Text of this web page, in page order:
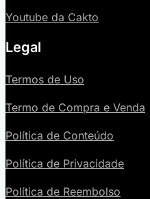
Youtube da Cakto
Legal
Termos de Uso
Termo de Compra e Venda
Política de Conteúdo
Política de Privacidade
Política de Reembolso